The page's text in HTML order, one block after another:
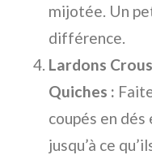
mijotée. Un
différence.
Lardons
Quiches :
coupés en
jusqu’à ce